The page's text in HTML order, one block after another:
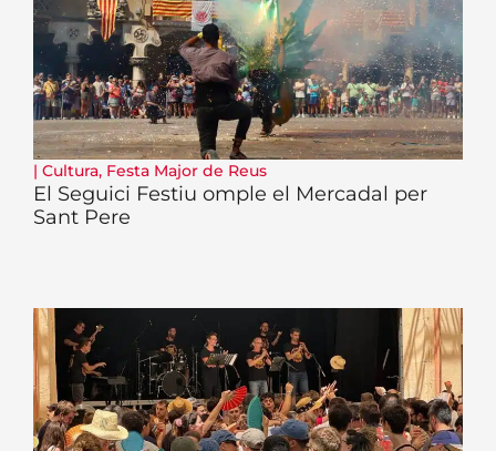
| Cultura, Festa Major de Reus
El Seguici Festiu omple el Mercadal per
Sant Pere